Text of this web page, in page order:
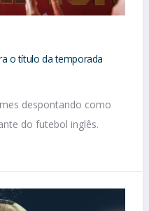
o título da temporada
despontando como
do futebol inglês.